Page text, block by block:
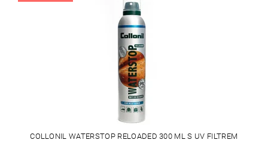
COLLONIL WATERSTOP RELOADED 300 ML S UV FILTREM